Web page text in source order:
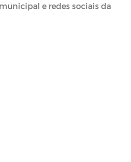
e redes sociais da